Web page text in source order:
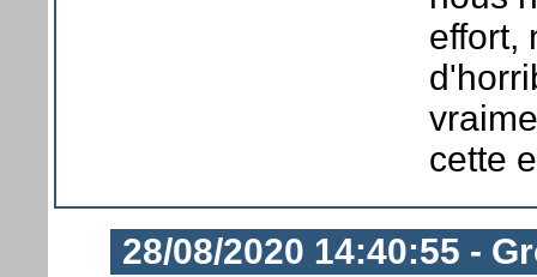
effort,
cette
28/08/2020 14:40:55 -